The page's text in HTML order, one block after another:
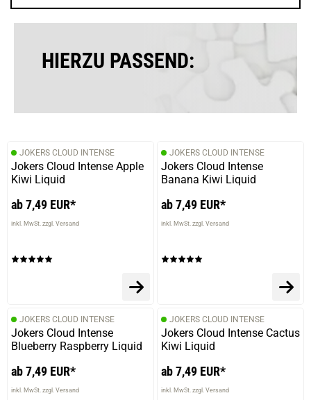
verifizierter Onlinekauf.
Kathleen L.
Die Bewertung erfolgte ohne Abgabe eines Kommentars
19.03.2026 — via
Trustedshops.de
verifizierter Onlinekauf.
19.03.2026 — viaTrustedshops.de
Joanna B.
verifizierter Onlinekauf.
Die Bewertung erfolgte ohne Abgabe eines Kommentars
HIERZU PASSEND:
JOKERS CLOUD INTENSE
Jokers Cloud Intense Apple
Kiwi Liquid
ab 7,49 EUR*
inkl. MwSt. zzgl. Versand
JOKERS CLOUD INTENSE
Jokers Cloud Intense
Banana Kiwi Liquid
ab 7,49 EUR*
inkl. MwSt. zzgl. Versand
JOKERS CLOUD INTENSE
Jokers Cloud Intense
Blueberry Raspberry Liquid
ab 7,49 EUR*
inkl. MwSt. zzgl. Versand
JOKERS CLOUD INTENSE
Jokers Cloud Intense Cactus
Kiwi Liquid
ab 7,49 EUR*
inkl. MwSt. zzgl. Versand